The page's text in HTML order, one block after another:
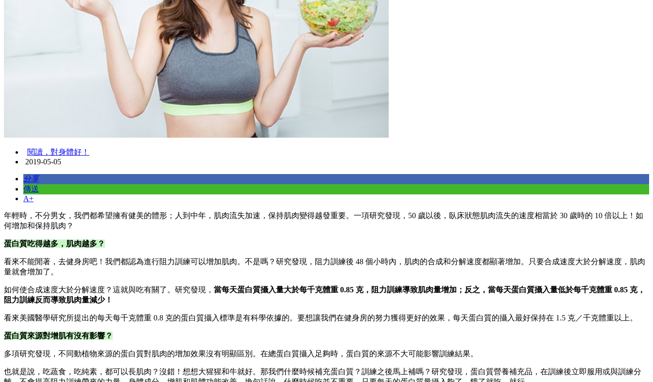
閱讀，對身體好！
2019-05-05
分享
傳送
A+
年輕時，不分男女，我們都希望擁有健美的體形；人到中年，肌肉流失加速，保持肌肉變得越發重要。一項研究發現，50 歲以後，臥床狀態肌肉流失的速度相當於 30 歲時的 10 倍以上！如
何增加和保持肌肉？
蛋白質吃得越多，肌肉越多？
看來不能閒著，去健身房吧！我們都認為進行阻力訓練可以增加肌肉。不是嗎？研究發現，阻力訓練後 48 個小時內，肌肉的合成和分解速度都顯著增加。只要合成速度大於分解速度，肌肉
量就會增加了。
如何使合成速度大於分解速度？這就與吃有關了。研究發現， 當每天蛋白質攝入量大於每千克體重 0.85 克，阻力訓練導致肌肉量增加；反之，當每天蛋白質攝入量低於每千克體重 0.85 克，
阻力訓練反而導致肌肉量減少！
看來美國醫學研究所提出的每天每千克體重 0.8 克的蛋白質攝入標準是有科學依據的。要想讓我們在健身房的努力獲得更好的效果，每天蛋白質的攝入最好保持在 1.5 克／千克體重以上。
蛋白質來源對增肌有沒有影響？
多項研究發現，不同動植物來源的蛋白質對肌肉的增加效果沒有明顯區別。在總蛋白質攝入足夠時，蛋白質的來源不大可能影響訓練結果。
也就是說，吃蔬食，吃純素，都可以長肌肉？沒錯！想想大猩猩和牛就好。那我們什麼時候補充蛋白質？訓練之後馬上補嗎？研究發現，蛋白質營養補充品，在訓練後立即服用或與訓練分